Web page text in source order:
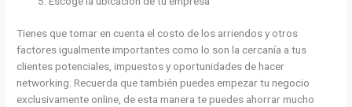
Tienes que tomar en cuenta el costo de los arriendos y otros
factores igualmente importantes como lo son la cercanía a tus
clientes potenciales, impuestos y oportunidades de hacer
networking. Recuerda que también puedes empezar tu negocio
exclusivamente online, de esta manera te puedes ahorrar mucho